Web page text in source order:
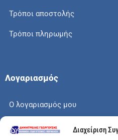
Διαχείριση
Τρόποι αποστολής
Τρόποι πληρωμής
Λογαριασμός
Ο λογαριασμός μου
Το καλάθι μου